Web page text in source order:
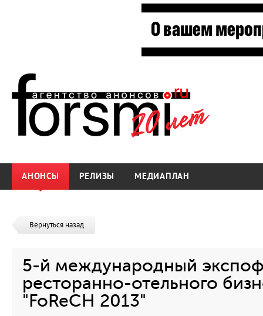
АНОНСЫ РЕЛИЗЫ МЕДИАПЛАН
Вернуться назад
5-й международный
ресторанно-отельного
"FoReCH 2013"